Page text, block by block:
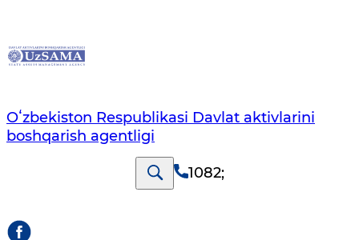
Oʻzbekiston Respublikasi Davlat aktivlarini
boshqarish agentligi
1082;